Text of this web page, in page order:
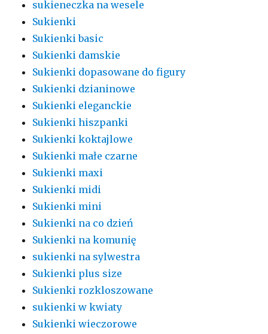
sukieneczka na wesele
Sukienki
Sukienki basic
Sukienki damskie
Sukienki dopasowane do figury
Sukienki dzianinowe
Sukienki eleganckie
Sukienki hiszpanki
Sukienki koktajlowe
Sukienki małe czarne
Sukienki maxi
Sukienki midi
Sukienki mini
Sukienki na co dzień
Sukienki na komunię
sukienki na sylwestra
Sukienki plus size
Sukienki rozkloszowane
sukienki w kwiaty
Sukienki wieczorowe